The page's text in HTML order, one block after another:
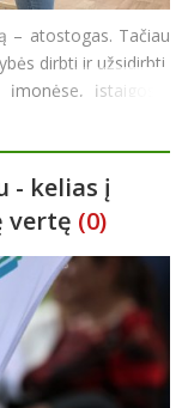
– atostogas. Tačiau
dirbti ir užsidirbti,
įstaigose,
pasinaudoja
- kelias į
vertę (0)